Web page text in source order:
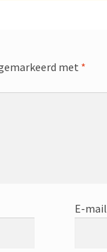
met *
E-mail